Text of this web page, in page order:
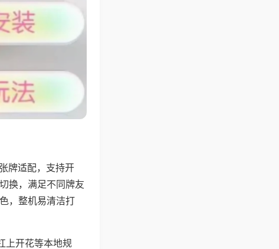
牌适配，支持开
换，满足不同牌友
，整机易清洁打
上开花等本地规